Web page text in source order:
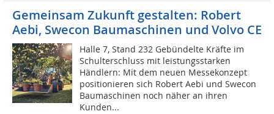
Gemeinsam Zukunft gestalten: Robert
Aebi, Swecon Baumaschinen und Volvo CE
Halle 7, Stand 232 Gebündelte Kräfte im
Schulterschluss mit leistungsstarken
Händlern: Mit dem neuen Messekonzept
positionieren sich Robert Aebi und Swecon
Baumaschinen noch näher an ihren
Kunden...